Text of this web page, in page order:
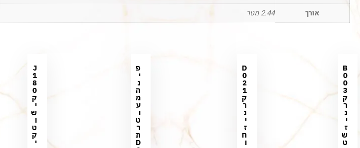
אורך
2.44 מטר
B
0
0
3
ק
ר
נ
י
ז
ש
ט
D
0
2
1
ק
ר
נ
י
ז
ח
ו
פ
י
נ
ה
מ
ע
ו
ט
ר
ת
D
J
1
8
0
ק
י
ש
ו
ט
ק
י